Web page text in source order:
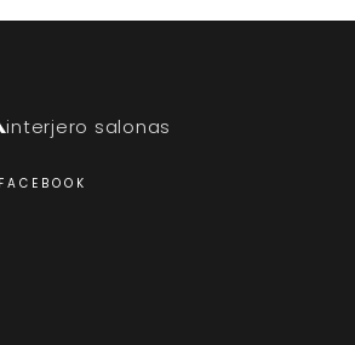
interjero salonas
FACEBOOK